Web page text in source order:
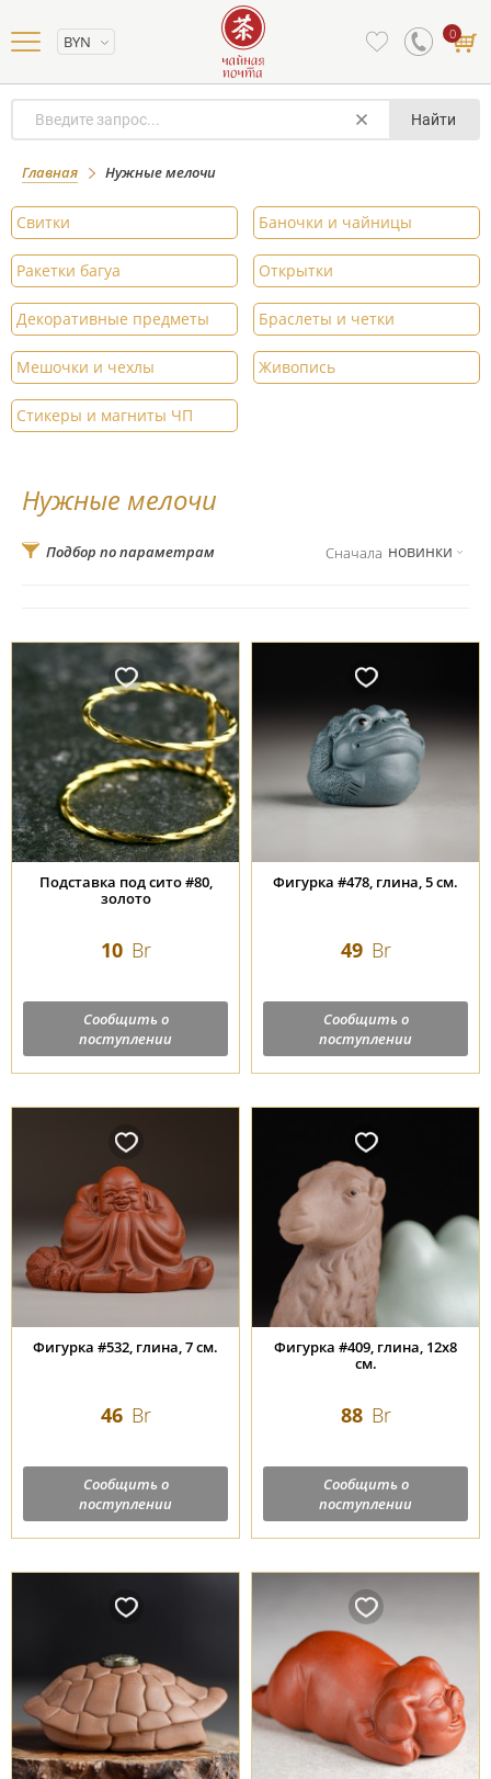
BYN 0
Найти
Главная Нужные мелочи
Свитки Баночки и чайницы
Ракетки багуа Открытки
Декоративные предметы Браслеты и четки
Мешочки и чехлы Живопись
Стикеры и магниты ЧП
Нужные мелочи
Подбор по параметрам Сначала новинки
Подставка под сито #80,
золото
10 Br
Сообщить о
поступлении
Фигурка #478, глина, 5 см.
49 Br
Сообщить о
поступлении
Фигурка #532, глина, 7 см.
46 Br
Сообщить о
поступлении
Фигурка #409, глина, 12х8
см.
88 Br
Сообщить о
поступлении